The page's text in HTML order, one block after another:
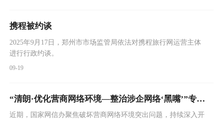
典型案例发布如下。
携程被约谈
2025年9月17日，郑州市市场监管局依法对携程旅行网运营主体
进行行政约谈。
09-19
“清朗·优化营商网络环境—整治涉企网络‘黑嘴’”专项行动公开曝光第二批典型案例
近期，国家网信办聚焦破坏营商网络环境突出问题，持续深入开